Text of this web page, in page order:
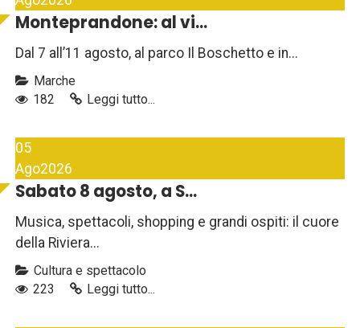
Monteprandone: al vi...
Dal 7 all’11 agosto, al parco Il Boschetto e in...
Marche
182
Leggi tutto...
05
Ago2026
Sabato 8 agosto, a S...
Musica, spettacoli, shopping e grandi ospiti: il cuore
della Riviera...
Cultura e spettacolo
223
Leggi tutto...